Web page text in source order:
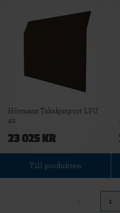
Hörmann Takskjutport LPU
42
23 025 KR
Till produkten
1